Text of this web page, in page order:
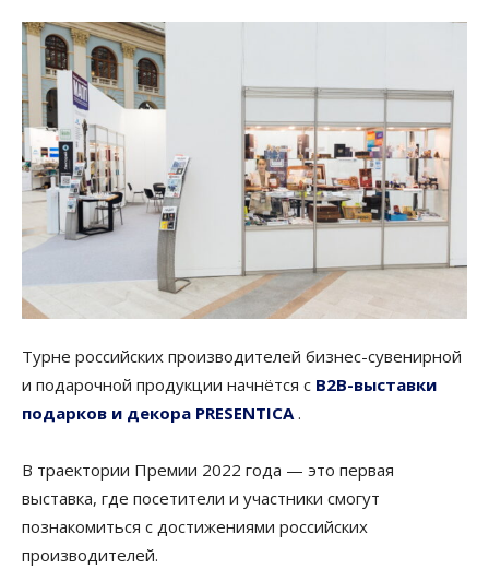
Турне российских производителей бизнес-сувенирной
и подарочной продукции начнётся с B2B-выставки
подарков и декора PRESENTICA .
В траектории Премии 2022 года — это первая
выставка, где посетители и участники смогут
познакомиться с достижениями российских
производителей.